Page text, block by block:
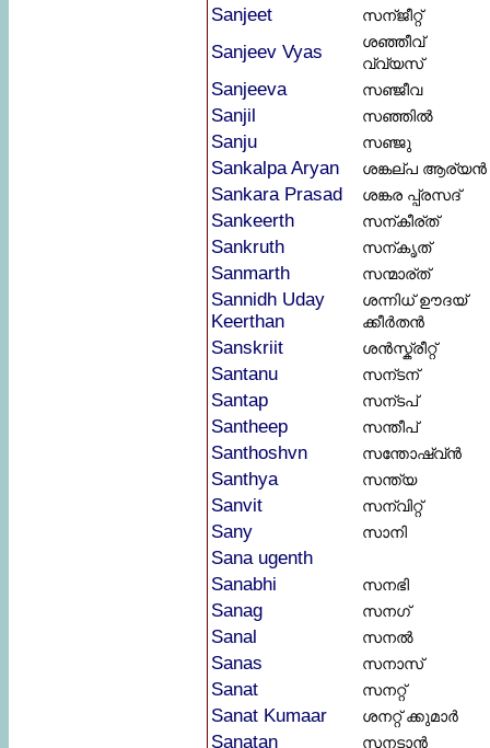
Sanjeet സന്ജീറ്റ്
Sanjeev Vyas
ശഞ്ഞീവ്
വ്വ്യസ്
Sanjeeva സഞ്ജീവ
Sanjil സഞ്ഞിൽ
Sanju സഞ്ജു
Sankalpa Aryan ശങ്കല്പ ആര്യൻ
Sankara Prasad ശങ്കര പ്പ്രസദ്
Sankeerth സന്കീര്ത്
Sankruth സന്കൃത്
Sanmarth സന്മാര്ത്
Sannidh Uday
Keerthan
ശന്നിധ് ഊദയ്
ക്കീർതൻ
Sanskriit ശൻസ്ക്രീറ്റ്
Santanu സന്ടന്
Santap സന്ടപ്
Santheep സന്തീപ്
Santhoshvn സന്തോഷ്വ്ൻ
Santhya സന്ത്യ
Sanvit സന്വിറ്റ്
Sany സാനി
Sana ugenth
Sanabhi
സനഭി
Sanag സനഗ്
Sanal സനൽ
Sanas സനാസ്
Sanat സനറ്റ്
Sanat Kumaar ശനറ്റ് ക്കുമാർ
Sanatan സനടാൻ